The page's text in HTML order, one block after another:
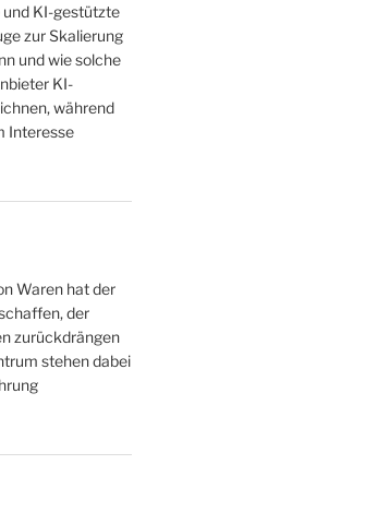
KI-gestützte
zur Skalierung
und wie solche
KI-
während
Interesse
Waren hat der
der
zurückdrängen
stehen dabei